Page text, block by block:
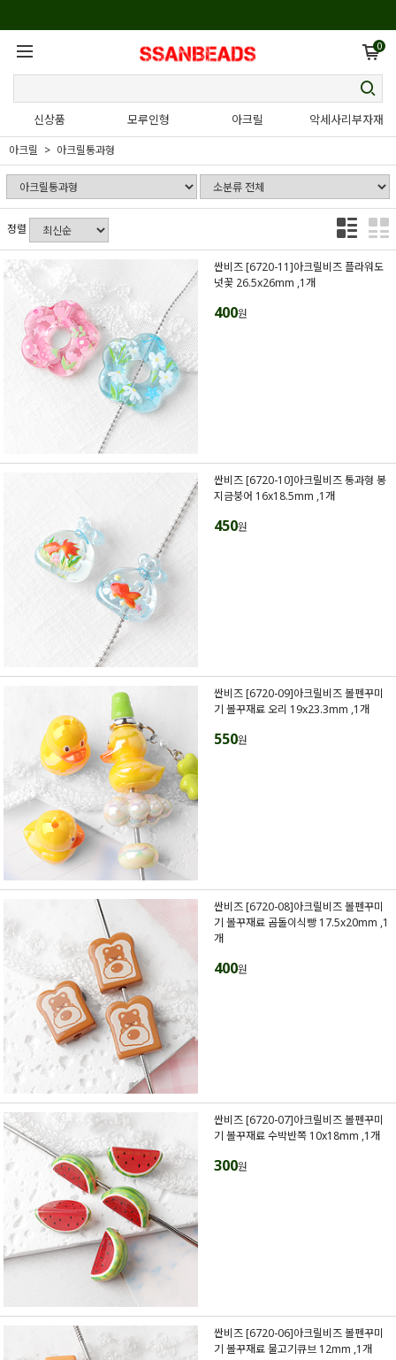
0
신상품 모루인형 아크릴 악세사리부자재
아크릴 아크릴통과형
정렬
싼비즈 [6720-11]아크릴비즈 플라워도
넛꽃 26.5x26mm ,1개
400원
싼비즈 [6720-10]아크릴비즈 통과형 봉
지금붕어 16x18.5mm ,1개
450원
싼비즈 [6720-09]아크릴비즈 볼펜꾸미
기 볼꾸재료 오리 19x23.3mm ,1개
550원
싼비즈 [6720-08]아크릴비즈 볼펜꾸미
기 볼꾸재료 곰돌이식빵 17.5x20mm ,1
개
400원
싼비즈 [6720-07]아크릴비즈 볼펜꾸미
기 볼꾸재료 수박반쪽 10x18mm ,1개
300원
싼비즈 [6720-06]아크릴비즈 볼펜꾸미
기 볼꾸재료 물고기큐브 12mm ,1개